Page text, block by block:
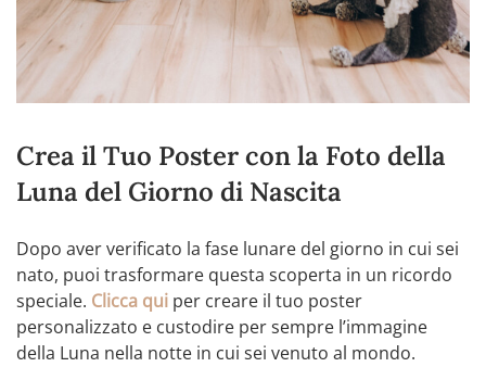
Crea il Tuo Poster con la Foto della
Luna del Giorno di Nascita
Dopo aver verificato la fase lunare del giorno in cui sei
nato, puoi trasformare questa scoperta in un ricordo
speciale. Clicca qui per creare il tuo poster
personalizzato e custodire per sempre l’immagine
della Luna nella notte in cui sei venuto al mondo.